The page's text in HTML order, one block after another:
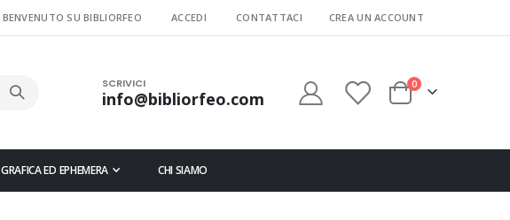
BENVENUTO SU BIBLIORFEO ACCEDI CONTATTACI CREA UN ACCOUNT
SCRIVICI
info@bibliorfeo.com Cart
0elementi
GRAFICA ED EPHEMERA CHI SIAMO